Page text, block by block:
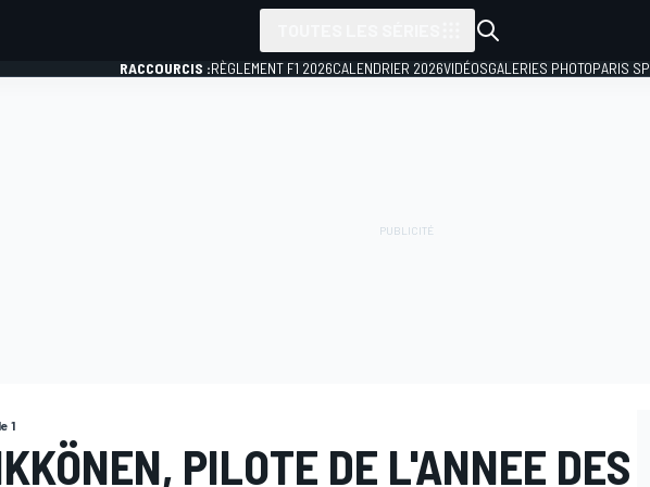
RACCOURCIS :RÈGLEMENT F1 2026CALENDRIER 2026VIDÉOSGALERIES PHOTOPARIS
1
PILOTE DE L'ANNEE DES